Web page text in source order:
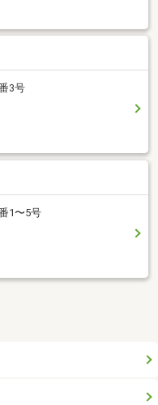
3号
1〜5号